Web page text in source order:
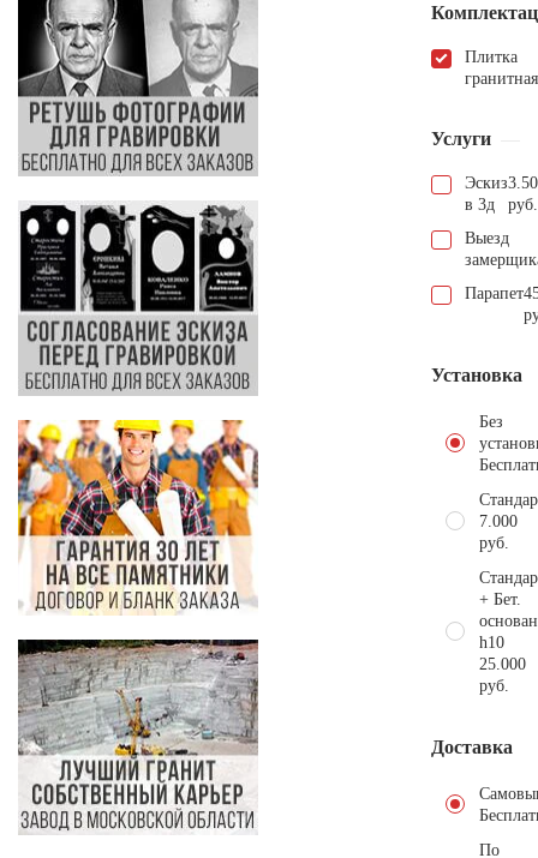
Плитка
гранитная
Услуги
Эскиз
в 3д
руб.
Выезд
Парапет
Установка
Без
7.000
руб.
+ Бет.
h10
25.000
руб.
Доставка
По